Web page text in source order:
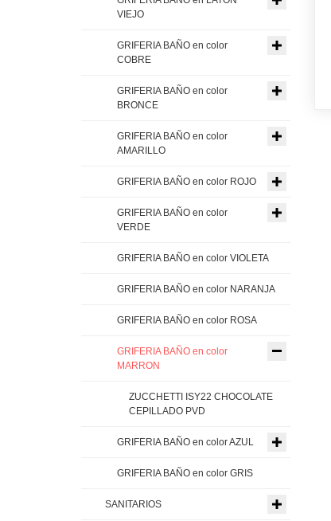
VIEJO
GRIFERIA BAÑO en color
COBRE
GRIFERIA BAÑO en color
BRONCE
GRIFERIA BAÑO en color
AMARILLO
GRIFERIA BAÑO en color ROJO
GRIFERIA BAÑO en color
VERDE
GRIFERIA BAÑO en color VIOLETA
GRIFERIA BAÑO en color NARANJA
GRIFERIA BAÑO en color ROSA
GRIFERIA BAÑO en color
MARRON
ZUCCHETTI ISY22 CHOCOLATE
CEPILLADO PVD
GRIFERIA BAÑO en color AZUL
GRIFERIA BAÑO en color GRIS
SANITARIOS